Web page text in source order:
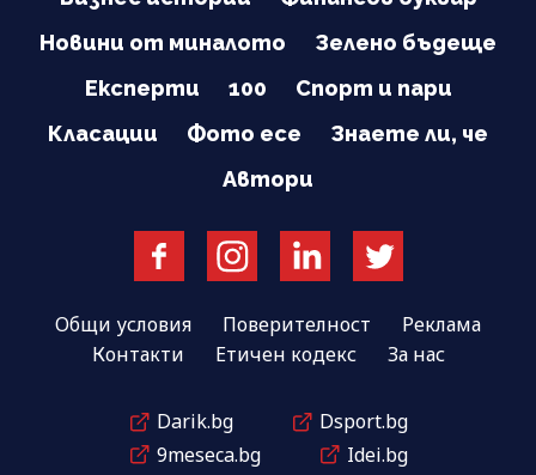
Новини от миналото
Зелено бъдеще
Експерти
100
Спорт и пари
Класации
Фото есе
Знаете ли, че
Автори
Общи условия Поверителност
Реклама
Контакти
Етичен кодекс За нас
Darik.bg
Dsport.bg
9meseca.bg
Idei.bg